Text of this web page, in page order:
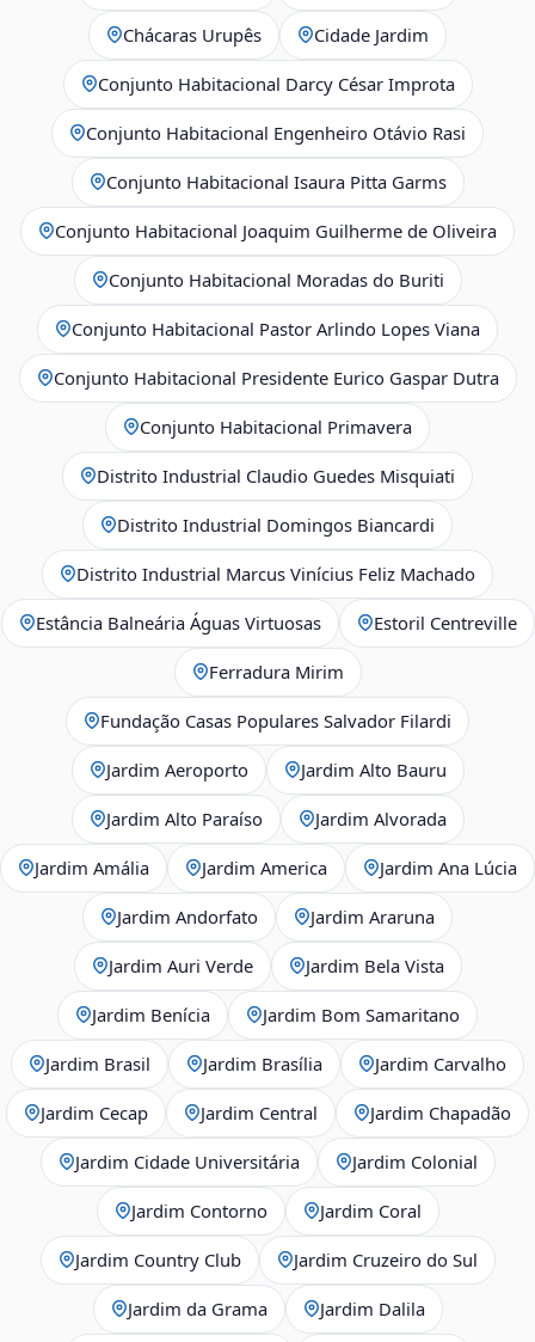
Chácaras Urupês Cidade Jardim
Conjunto Habitacional Darcy César Improta
Conjunto Habitacional Engenheiro Otávio Rasi
Conjunto Habitacional Isaura Pitta Garms
Conjunto Habitacional Joaquim Guilherme de Oliveira
Conjunto Habitacional Moradas do Buriti
Conjunto Habitacional Pastor Arlindo Lopes Viana
Conjunto Habitacional Presidente Eurico Gaspar Dutra
Conjunto Habitacional Primavera
Distrito Industrial Claudio Guedes Misquiati
Distrito Industrial Domingos Biancardi
Distrito Industrial Marcus Vinícius Feliz Machado
Estância Balneária Águas Virtuosas Estoril Centreville
Ferradura Mirim
Fundação Casas Populares Salvador Filardi
Jardim Aeroporto Jardim Alto Bauru
Jardim Alto Paraíso Jardim Alvorada
Jardim Amália Jardim America Jardim Ana Lúcia
Jardim Andorfato Jardim Araruna
Jardim Auri Verde Jardim Bela Vista
Jardim Benícia Jardim Bom Samaritano
Jardim Brasil Jardim Brasília Jardim Carvalho
Jardim Cecap Jardim Central Jardim Chapadão
Jardim Cidade Universitária Jardim Colonial
Jardim Contorno Jardim Coral
Jardim Country Club Jardim Cruzeiro do Sul
Jardim da Grama Jardim Dalila